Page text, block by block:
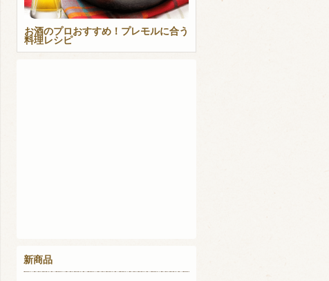
お酒のプロおすすめ！プレモルに合う
料理レシピ
新商品